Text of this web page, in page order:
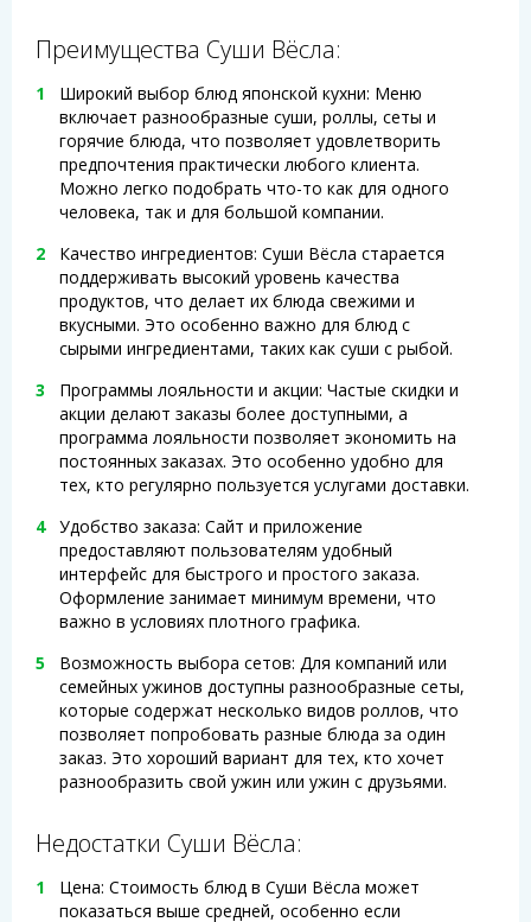
Преимущества Суши Вёсла:
Широкий выбор блюд японской кухни: Меню
включает разнообразные суши, роллы, сеты и
горячие блюда, что позволяет удовлетворить
предпочтения практически любого клиента.
Можно легко подобрать что-то как для одного
человека, так и для большой компании.
Качество ингредиентов: Суши Вёсла старается
поддерживать высокий уровень качества
продуктов, что делает их блюда свежими и
вкусными. Это особенно важно для блюд с
сырыми ингредиентами, таких как суши с рыбой.
Программы лояльности и акции: Частые скидки и
акции делают заказы более доступными, а
программа лояльности позволяет экономить на
постоянных заказах. Это особенно удобно для
тех, кто регулярно пользуется услугами доставки.
Удобство заказа: Сайт и приложение
предоставляют пользователям удобный
интерфейс для быстрого и простого заказа.
Оформление занимает минимум времени, что
важно в условиях плотного графика.
Возможность выбора сетов: Для компаний или
семейных ужинов доступны разнообразные сеты,
которые содержат несколько видов роллов, что
позволяет попробовать разные блюда за один
заказ. Это хороший вариант для тех, кто хочет
разнообразить свой ужин или ужин с друзьями.
Недостатки Суши Вёсла:
Цена: Стоимость блюд в Суши Вёсла может
показаться выше средней, особенно если